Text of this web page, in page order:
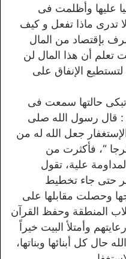
عليها وأظلمت فى
تدرى ماذا تفعل و كيف
بإقتصاد من المال
تعلم أن هذا المال لن
الإنفاق على
تبكى حالتها سمعت فى
: قال رسول الله صلى
جعل الله له من
“، فأكثرت من
علية، تقول
حتى جاء تخطيط
وحصلت مقابلها على
المنطقة وحفظ القرآن
وأمتلأ البيت خيراً
حال كل أبنائها وبناتها،